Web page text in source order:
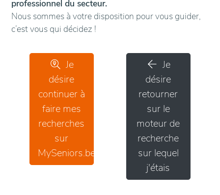
professionnel du secteur.
Nous sommes à votre disposition pour vous guider,
c’est vous qui décidez !
Je
désire
continuer à
faire mes
recherches
sur
MySeniors.be
Je
désire
retourner
sur le
moteur de
recherche
sur lequel
j'étais